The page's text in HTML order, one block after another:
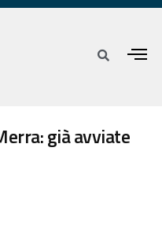
già avviate